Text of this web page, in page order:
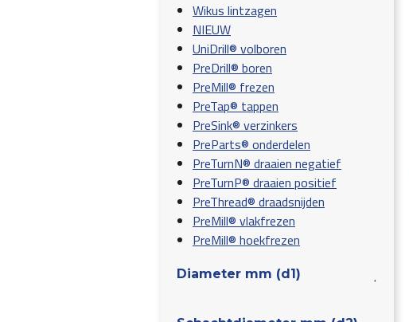
Wikus lintzagen
NIEUW
UniDrill® volboren
PreDrill® boren
PreMill® frezen
PreTap® tappen
PreSink® verzinkers
PreParts® onderdelen
PreTurnN® draaien negatief
PreTurnP® draaien positief
PreThread® draadsnijden
PreMill® vlakfrezen
PreMill® hoekfrezen
Diameter mm (d1)